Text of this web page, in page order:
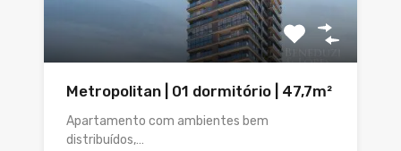
Metropolitan | 01 dormitório | 47,7m²
Apartamento com ambientes bem
distribuídos,…